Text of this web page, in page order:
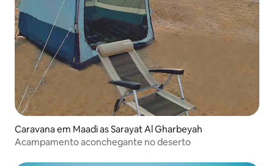
Caravana em Maadi as Sarayat Al Gharbeyah
Acampamento aconchegante no deserto